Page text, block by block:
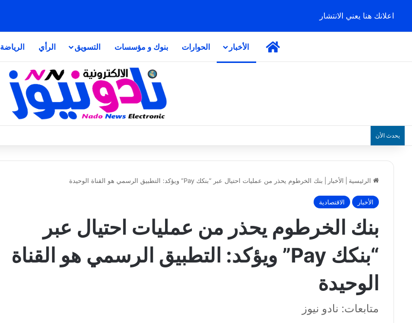
اعلانك هنا يعني الانتشار
الرئيسيةالأخبار الحوارات بنوك و مؤسسات التسويق الرأي الرياضة
يحدث الأن
الرئيسية الأخبار بنك الخرطوم يحذر من عمليات احتيال عبر “بنكك Pay” ويؤكد: التطبيق الرسمي هو القناة الوحيدة
الأخبار الاقتصادية
بنك الخرطوم يحذر من عمليات احتيال عبر
“بنكك Pay” ويؤكد: التطبيق الرسمي هو القناة
الوحيدة
متابعات: نادو نيوز